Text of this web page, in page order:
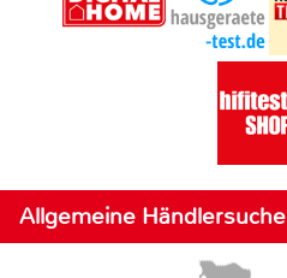
Allgemeine Händlersuche